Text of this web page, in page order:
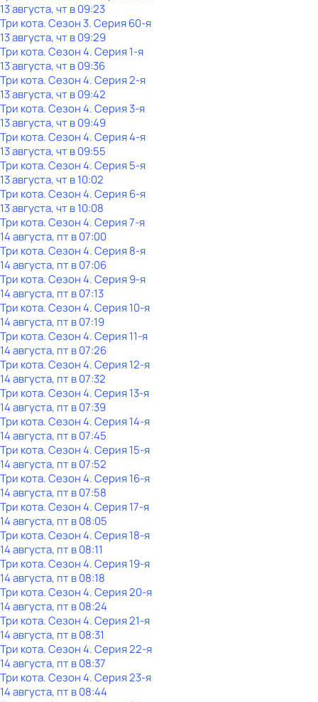
13 августа, чт в 09:23
Три кота. Сезон 3. Серия 60-я
13 августа, чт в 09:29
Три кота. Сезон 4. Серия 1-я
13 августа, чт в 09:36
Три кота. Сезон 4. Серия 2-я
13 августа, чт в 09:42
Три кота. Сезон 4. Серия 3-я
13 августа, чт в 09:49
Три кота. Сезон 4. Серия 4-я
13 августа, чт в 09:55
Три кота. Сезон 4. Серия 5-я
13 августа, чт в 10:02
Три кота. Сезон 4. Серия 6-я
13 августа, чт в 10:08
Три кота. Сезон 4. Серия 7-я
14 августа, пт в 07:00
Три кота. Сезон 4. Серия 8-я
14 августа, пт в 07:06
Три кота. Сезон 4. Серия 9-я
14 августа, пт в 07:13
Три кота. Сезон 4. Серия 10-я
14 августа, пт в 07:19
Три кота. Сезон 4. Серия 11-я
14 августа, пт в 07:26
Три кота. Сезон 4. Серия 12-я
14 августа, пт в 07:32
Три кота. Сезон 4. Серия 13-я
14 августа, пт в 07:39
Три кота. Сезон 4. Серия 14-я
14 августа, пт в 07:45
Три кота. Сезон 4. Серия 15-я
14 августа, пт в 07:52
Три кота. Сезон 4. Серия 16-я
14 августа, пт в 07:58
Три кота. Сезон 4. Серия 17-я
14 августа, пт в 08:05
Три кота. Сезон 4. Серия 18-я
14 августа, пт в 08:11
Три кота. Сезон 4. Серия 19-я
14 августа, пт в 08:18
Три кота. Сезон 4. Серия 20-я
14 августа, пт в 08:24
Три кота. Сезон 4. Серия 21-я
14 августа, пт в 08:31
Три кота. Сезон 4. Серия 22-я
14 августа, пт в 08:37
Три кота. Сезон 4. Серия 23-я
14 августа, пт в 08:44